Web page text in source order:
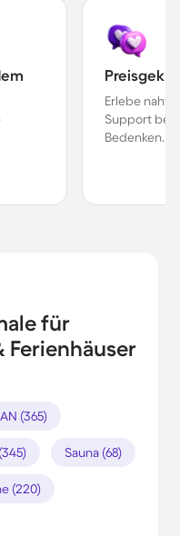
Erlebe
Support bei
Bedenken.
für
Ferienhäuser
(365)
Sauna (68)
(220)